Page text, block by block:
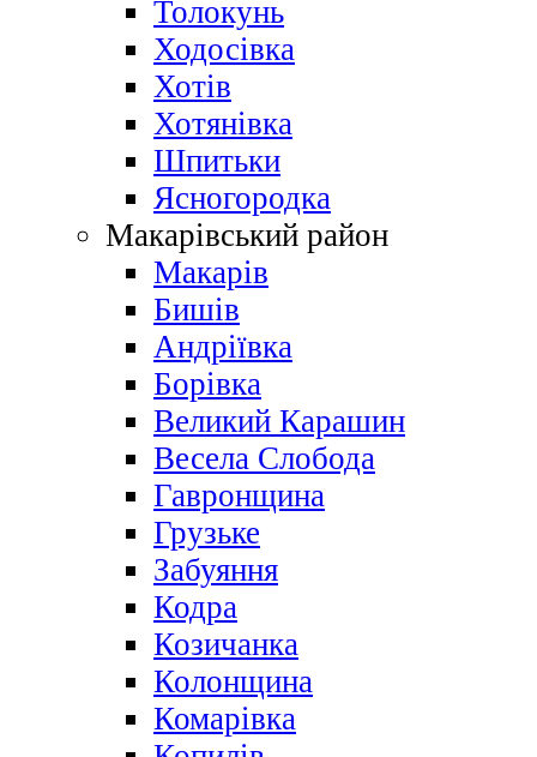
Толокунь
Ходосівка
Хотів
Хотянівка
Шпитьки
Ясногородка
Макарівський район
Макарів
Бишів
Андріївка
Борівка
Великий Карашин
Весела Слобода
Гавронщина
Грузьке
Забуяння
Кодра
Козичанка
Колонщина
Комарівка